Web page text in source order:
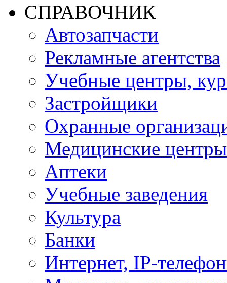
СПРАВОЧНИК
Автозапчасти
Рекламные агентства
Учебные центры,
Застройщики
Охранные
Медицинские центры
Аптеки
Учебные заведения
Культура
Банки
Интернет, IP-